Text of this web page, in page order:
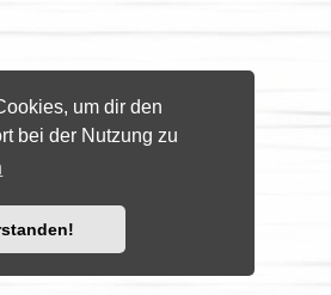
um dir den
bei der Nutzung zu